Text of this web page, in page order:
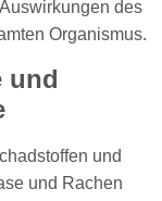
des
Organismus.
und
und
und Rachen